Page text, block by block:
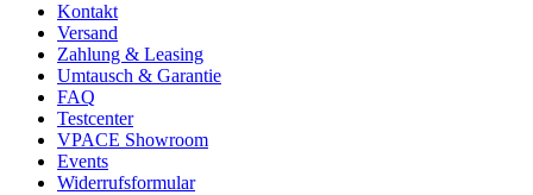
Kontakt
Versand
Zahlung & Leasing
Umtausch & Garantie
FAQ
Testcenter
VPACE Showroom
Events
Widerrufsformular